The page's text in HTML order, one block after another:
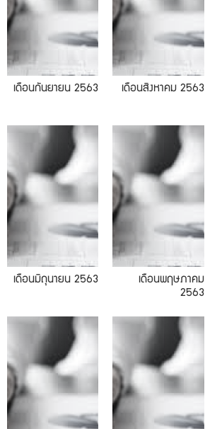
เดือนกันยายน 2563 เดือนสิงหาคม 2563
เดือนมิถุนายน 2563
05.2020
เดือนพฤษภาคม
2563
04.2020
02.2020 01.2020